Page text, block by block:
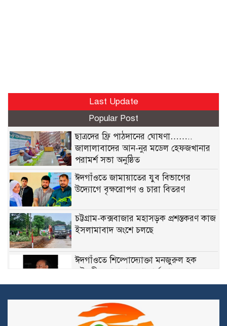
Last Update
Popular Post
ছাত্রদের ফ্রি পাঠদানের ঘোষণা……..
জালালাবাদের আন-নুর মডেল হেফজখানার
পরামর্শ সভা অনুষ্ঠিত
ঈদগাঁওতে জামায়াতের যুব বিভাগের
উদ্যোগে বৃক্ষরোপণ ও চারা বিতরণ
চট্টগ্রাম-কক্সবাজার মহাসড়ক প্রশস্তকরণ কাজ
ইসলামাবাদ অংশে চলছে
ঈদগাঁওতে শিল্পোদ্যোক্তা মনজুরুল হক
চৌধুরীর জানাযায় শোকার্ত মানুষের ঢল
দুর্নীতির মামলায় ঢাকা ব্যাংকের সাবেক ৪
কর্মকর্তার ২০ বছরের কারাদণ্ড, কার্যকর সাজা